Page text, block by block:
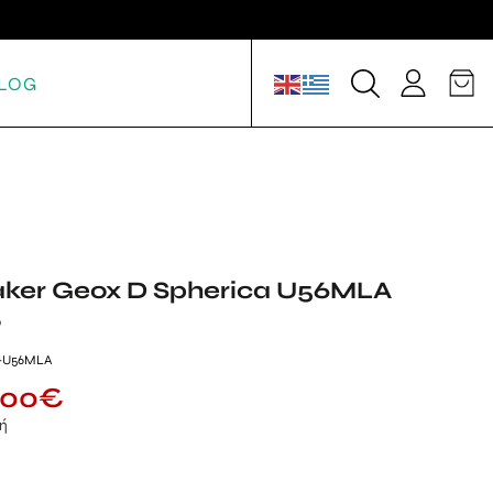
Geox D Spherica U56MLA
U56MLA
€